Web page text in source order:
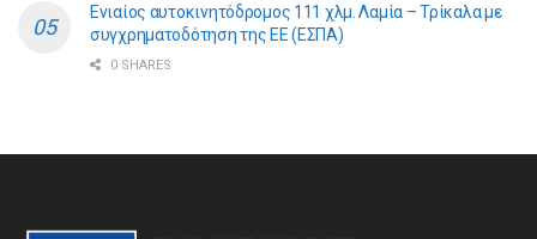
Ενιαίος αυτοκινητόδρομος 111 χλμ. Λαμία – Τρίκαλα με
συγχρηματοδότηση της ΕE (ΕΣΠΑ)
0 SHARES